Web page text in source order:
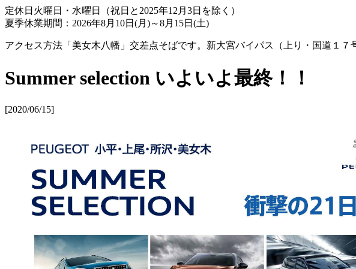
定休日 火曜日・水曜日（祝日と2025年12月3日を除く）
夏季休業期間：2026年8月10日(月)～8月15日(土)
アクセス方法 「美女木八幡」交差点そばです。新大宮バイパス（上り・国道１
Summer selection いよいよ最終！！
[2020/06/15]